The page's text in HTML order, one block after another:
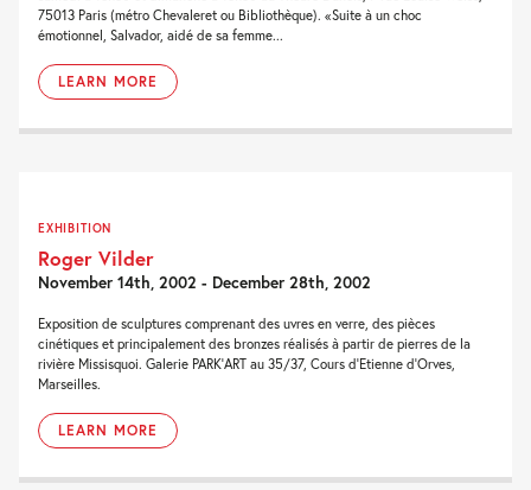
75013 Paris (métro Chevaleret ou Bibliothèque). «Suite à un choc
émotionnel, Salvador, aidé de sa femme...
LEARN MORE
EXHIBITION
Roger Vilder
November 14th, 2002 - December 28th, 2002
Exposition de sculptures comprenant des uvres en verre, des pièces
cinétiques et principalement des bronzes réalisés à partir de pierres de la
rivière Missisquoi. Galerie PARK'ART au 35/37, Cours d'Etienne d'Orves,
Marseilles.
LEARN MORE